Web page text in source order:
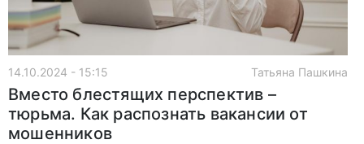
14.10.2024 - 15:15 Татьяна Пашкина
Вместо блестящих перспектив –
тюрьма. Как распознать вакансии от
мошенников